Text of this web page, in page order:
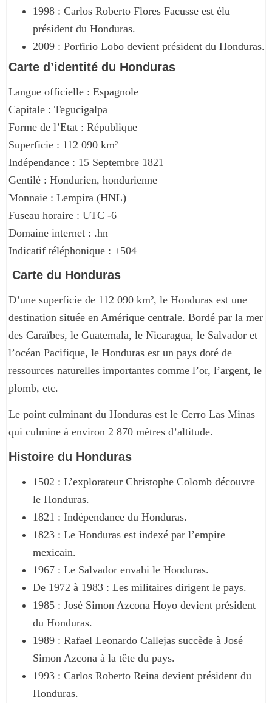
1998 : Carlos Roberto Flores Facusse est élu
président du Honduras.
2009 : Porfirio Lobo devient président du Honduras.
Carte d’identité du Honduras
Langue officielle : Espagnole
Capitale : Tegucigalpa
Forme de l’Etat : République
Superficie : 112 090 km²
Indépendance : 15 Septembre 1821
Gentilé : Hondurien, hondurienne
Monnaie : Lempira (HNL)
Fuseau horaire : UTC -6
Domaine internet : .hn
Indicatif téléphonique : +504
Carte du Honduras
D’une superficie de 112 090 km², le Honduras est une
destination située en Amérique centrale. Bordé par la mer
des Caraïbes, le Guatemala, le Nicaragua, le Salvador et
l’océan Pacifique, le Honduras est un pays doté de
ressources naturelles importantes comme l’or, l’argent, le
plomb, etc.
Le point culminant du Honduras est le Cerro Las Minas
qui culmine à environ 2 870 mètres d’altitude.
Histoire du Honduras
1502 : L’explorateur Christophe Colomb découvre
le Honduras.
1821 : Indépendance du Honduras.
1823 : Le Honduras est indexé par l’empire
mexicain.
1967 : Le Salvador envahi le Honduras.
De 1972 à 1983 : Les militaires dirigent le pays.
1985 : José Simon Azcona Hoyo devient président
du Honduras.
1989 : Rafael Leonardo Callejas succède à José
Simon Azcona à la tête du pays.
1993 : Carlos Roberto Reina devient président du
Honduras.